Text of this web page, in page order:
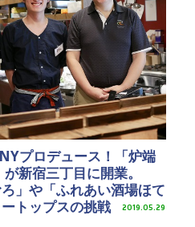
プロデュース！「炉端
新宿三丁目に開業。
」や「ふれあい酒場ほて
トップスの挑戦
2019.05.29